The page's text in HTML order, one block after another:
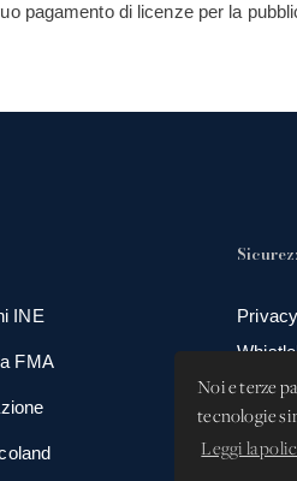
Noi e terze
tecnologie
Leggi la
pagamento di licenze per la
INE
FMA